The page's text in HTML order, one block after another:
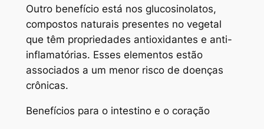
Outro benefício está nos glucosinolatos,
compostos naturais presentes no vegetal
que têm propriedades antioxidantes e anti-
inflamatórias. Esses elementos estão
associados a um menor risco de doenças
crônicas.
Benefícios para o intestino e o coração